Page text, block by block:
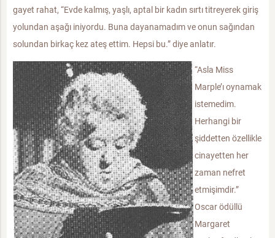
gayet rahat, “Evde kalmış, yaşlı, aptal bir kadın sırtı titreyerek giriş
yolundan aşağı iniyordu. Buna dayanamadım ve onun sağından
solundan birkaç kez ateş ettim. Hepsi bu.” diye anlatır.
“Asla Miss
Marple’ı oynamak
istemedim.
Herhangi bir
şiddetten özellikle
cinayetten her
zaman nefret
etmişimdir.”
Oscar ödüllü
Margaret